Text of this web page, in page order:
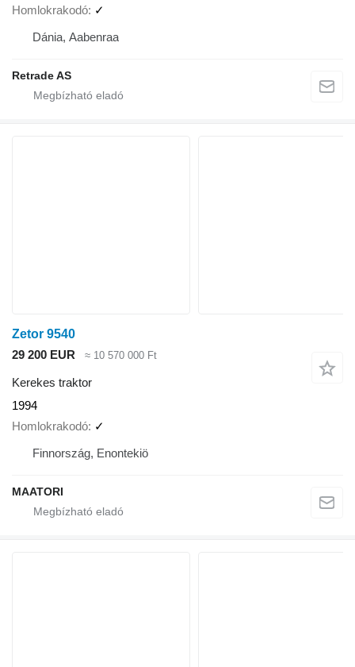
Homlokrakodó ✓
Dánia, Aabenraa
Retrade AS
Zetor 9540
29 200 EUR
≈ 10 570 000 Ft
Kerekes traktor
1994
Homlokrakodó ✓
Finnország, Enontekiö
MAATORI